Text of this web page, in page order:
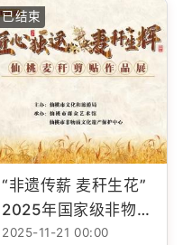
已结束
“非遗传薪 麦秆生花”
2025年国家级非物质
文化遗产麦秆剪贴技
2025-11-21 00:00